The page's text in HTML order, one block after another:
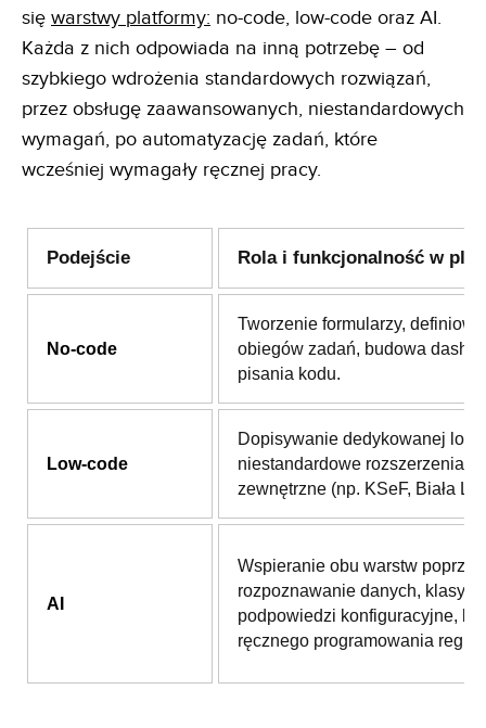
się warstwy platformy: no-code, low-code oraz AI.
Każda z nich odpowiada na inną potrzebę – od
szybkiego wdrożenia standardowych rozwiązań,
przez obsługę zaawansowanych, niestandardowych
wymagań, po automatyzację zadań, które
wcześniej wymagały ręcznej pracy.
Podejście Rola i funkcjonalność w
No-code
Tworzenie formularzy,
obiegów zadań, budowa
pisania kodu.
Low-code
Dopisywanie dedykowanej
niestandardowe rozszerzenia i
zewnętrzne (np. KSeF, Biała
AI
Wspieranie obu warstw
rozpoznawanie danych,
podpowiedzi konfiguracyjne,
ręcznego programowania reguł.